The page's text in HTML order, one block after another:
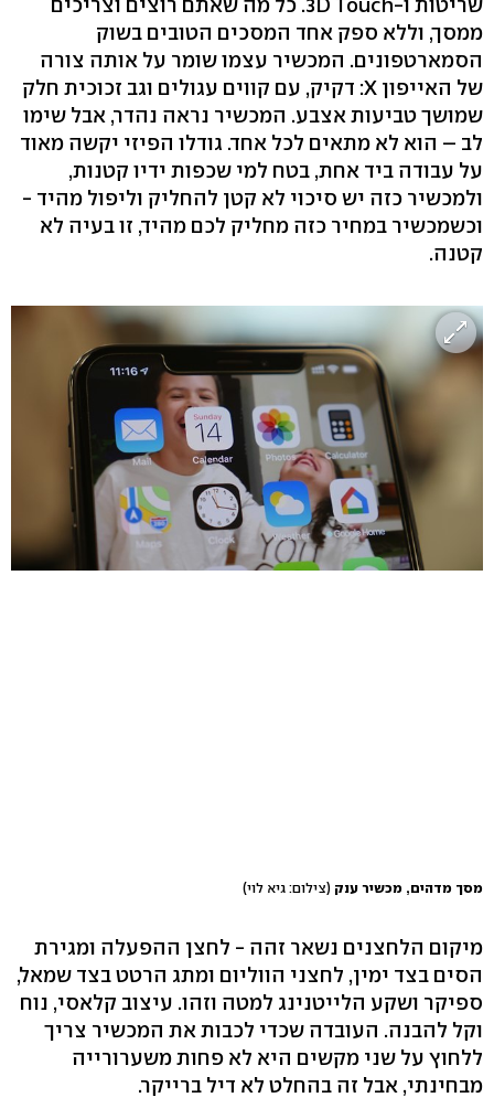
ממסך, וללא ספק אחד המסכים הטובים בשוק
הסמארטפונים. המכשיר עצמו שומר על אותה צורה
של האייפון X: דקיק, עם קווים עגולים וגב זכוכית חלק
שמושך טביעות אצבע. המכשיר נראה נהדר, אבל שימו
לב – הוא לא מתאים לכל אחד. גודלו הפיזי יקשה מאוד
על עבודה ביד אחת, בטח למי שכפות ידיו קטנות,
ולמכשיר כזה יש סיכוי לא קטן להחליק וליפול מהיד -
וכשמכשיר במחיר כזה מחליק לכם מהיד, זו בעיה לא
קטנה.
מסך מדהים, מכשיר ענק (צילום: גיא לוי)
מיקום הלחצנים נשאר זהה - לחצן ההפעלה ומגירת
הסים בצד ימין, לחצני הווליום ומתג הרטט בצד שמאל,
ספיקר ושקע הלייטנינג למטה וזהו. עיצוב קלאסי, נוח
וקל להבנה. העובדה שכדי לכבות את המכשיר צריך
ללחוץ על שני מקשים היא לא פחות משערורייה
מבחינתי, אבל זה בהחלט לא דיל ברייקר.